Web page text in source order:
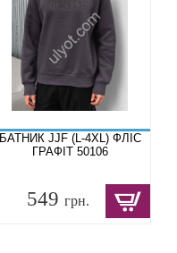
БАТНИК JJF (L-4XL) ФЛІС
ГРАФІТ 50106
549грн.